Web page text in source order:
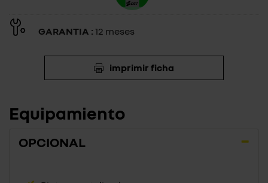
GARANTIA : 12 meses
imprimir ficha
Equipamiento
OPCIONAL